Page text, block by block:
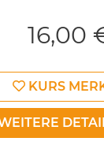
16,00
KURS